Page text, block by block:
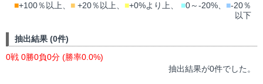
■+100％以上、 ■ +20％以上、 ■+0%より上、 ■0～-20%、 ■-20％
以下
抽出結果 (0件)
0戦 0勝0負0分 (勝率0.0%)
抽出結果が0件でした。